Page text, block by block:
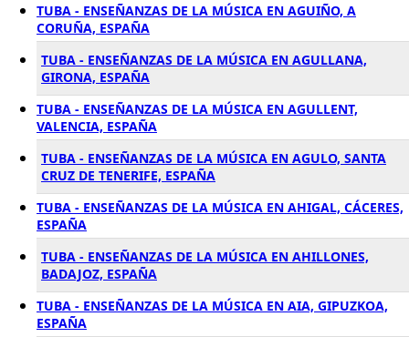
TUBA - ENSEÑANZAS DE LA MÚSICA EN AGUIÑO, A
CORUÑA, ESPAÑA
TUBA - ENSEÑANZAS DE LA MÚSICA EN AGULLANA,
GIRONA, ESPAÑA
TUBA - ENSEÑANZAS DE LA MÚSICA EN AGULLENT,
VALENCIA, ESPAÑA
TUBA - ENSEÑANZAS DE LA MÚSICA EN AGULO, SANTA
CRUZ DE TENERIFE, ESPAÑA
TUBA - ENSEÑANZAS DE LA MÚSICA EN AHIGAL, CÁCERES,
ESPAÑA
TUBA - ENSEÑANZAS DE LA MÚSICA EN AHILLONES,
BADAJOZ, ESPAÑA
TUBA - ENSEÑANZAS DE LA MÚSICA EN AIA, GIPUZKOA,
ESPAÑA